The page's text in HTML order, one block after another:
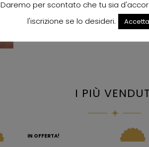
I PIÙ
IN OFFERTA!
Daremo per scontato che tu sia
l'iscrizione se lo desideri.
Accetta